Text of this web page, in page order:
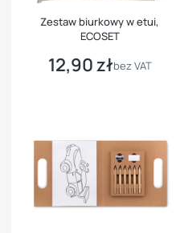
Zestaw biurkowy w etui,
ECOSET
Cena
12,90 złbez VAT